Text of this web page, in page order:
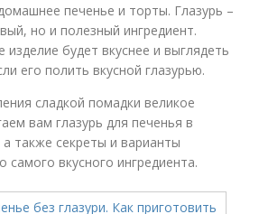
печенье и торты. Глазурь –
но и полезный ингредиент.
будет вкуснее и выглядеть
его полить вкусной глазурью.
сладкой помадки великое
вам глазурь для печенья в
также секреты и варианты
самого вкусного ингредиента.